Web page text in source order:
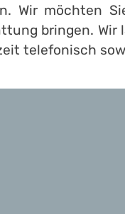
Wir möchten
bringen. Wir
telefonisch